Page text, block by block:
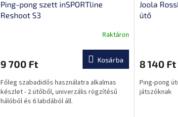
Ping-pong szett inSPORTline
Reshoot S3
Raktáron
9 700 Ft Kosárba
Főleg szabadidős használatra alkalmas
készlet - 2 ütőből, univerzális rögzítésű
hálóból és 6 labdából áll.
Joola
ütő
8 140 Ft
Ping-pong
játszóknak